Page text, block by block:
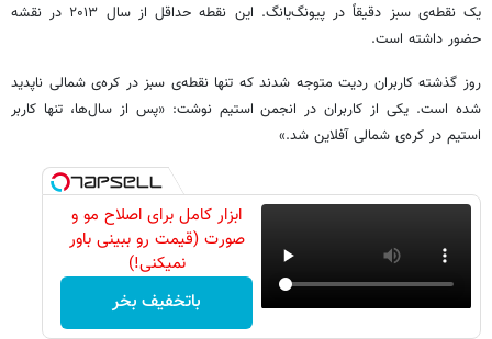
یک نقطه‌ی سبز دقیقاً در پیونگ‌یانگ. این نقطه حداقل از سال ۲۰۱۳ در نقشه
حضور داشته است.
روز گذشته کاربران ردیت متوجه شدند که تنها نقطه‌ی سبز در کره‌ی شمالی ناپدید
شده است. یکی از کاربران در انجمن استیم نوشت: «پس از سال‌ها، تنها کاربر
استیم در کره‌ی شمالی آفلاین شد.»
ابزار کامل برای اصلاح مو و
صورت (قیمت رو ببینی باور
نمیکنی!)
باتخفیف بخر